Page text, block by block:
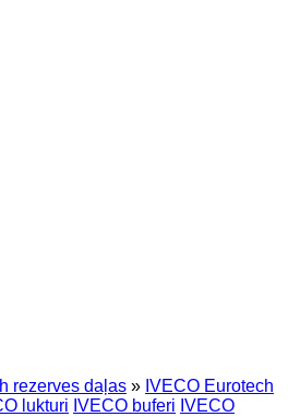
rezerves daļas » IVECO Eurotech
lukturi IVECO buferi IVECO